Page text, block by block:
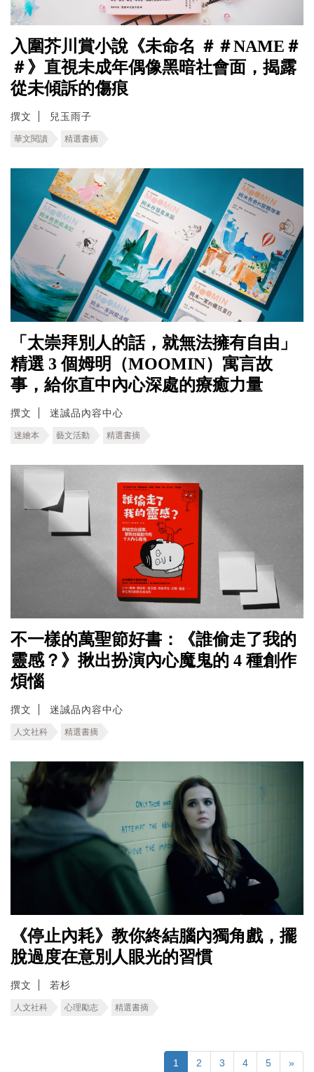
入圍芥川賞小說《未命名 ＃＃NAME＃
＃》直視未成年偶像黑暗社會面，揭露
從未傾訴的傷痕
撰文 兒玉雨子
華文閱讀 精選書摘
「太崇拜別人的話，就無法擁有自由」
精選 3 個姆明（MOOMIN）寓言故
事，給你直中內心深處的療癒力量
撰文 迷誠品內容中心
迷繪本 藝文活動 精選書摘
不一樣的萬聖節好書：《誰偷走了我的
靈感？》揪出扮演內心魔鬼的 4 種創作
煩惱
撰文 迷誠品內容中心
人文社科 精選書摘
《停止內耗》教你終結腦內獨角戲，擺
脫過度在意別人眼光的習慣
撰文 若杉
人文社科 心理勵志 精選書摘
1 2 3 4 5 »